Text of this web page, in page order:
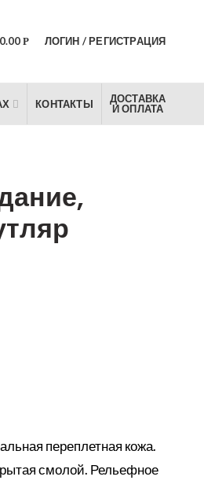
0.00 Р ЛОГИН / РЕГИСТРАЦИЯ
КОНТАКТЫ
ДОСТАВКА
И ОПЛАТА
переплетная кожа.
смолой. Рельефное